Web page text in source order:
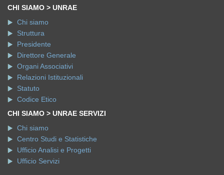
CHI SIAMO > UNRAE
Chi siamo
Struttura
Presidente
Direttore Generale
Organi Associativi
Relazioni Istituzionali
Statuto
Codice Etico
CHI SIAMO > UNRAE SERVIZI
Chi siamo
Centro Studi e Statistiche
Ufficio Analisi e Progetti
Ufficio Servizi